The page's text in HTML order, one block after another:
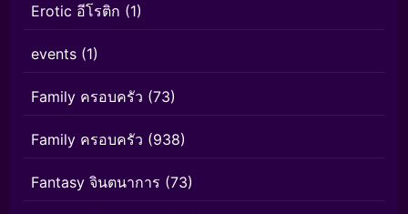
Erotic อีโรติก (1)
events (1)
Family ครอบครัว (73)
Family ครอบครัว (938)
Fantasy จินตนาการ (73)